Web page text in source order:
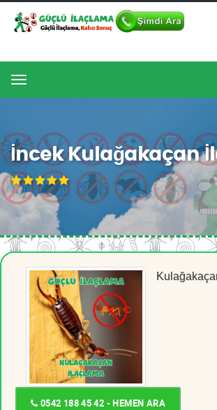
Menu
İncek Kulağakaçan
0542 188 45 42 - HEMEN ARA